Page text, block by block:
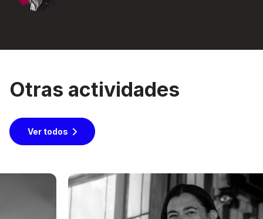
Otras actividades
Ver todos